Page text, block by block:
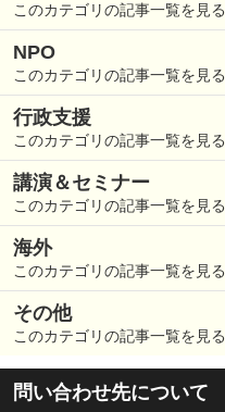
このカテゴリの記事一覧を見る
NPO
このカテゴリの記事一覧を見る
行政支援
このカテゴリの記事一覧を見る
講演＆セミナー
このカテゴリの記事一覧を見る
海外
このカテゴリの記事一覧を見る
その他
このカテゴリの記事一覧を見る
問い合わせ先について